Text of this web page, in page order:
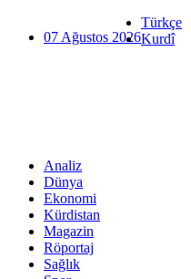
07 Ağustos 2026
Türkçe
Kurdî
Analiz
Dünya
Ekonomi
Kürdistan
Magazin
Röportaj
Sağlık